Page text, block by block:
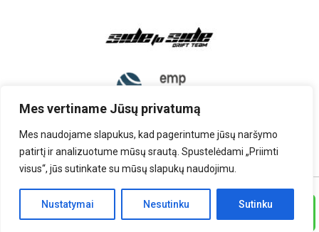
Mes vertiname Jūsų privatumą
Mes naudojame slapukus, kad pagerintume jūsų naršymo
patirtį ir analizuotume mūsų srautą. Spustelėdami „Priimti
visus“, jūs sutinkate su mūsų slapukų naudojimu.
Nustatymai Nesutinku Sutinku
SPRENDIMAS: RINITEX
Skambinti